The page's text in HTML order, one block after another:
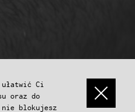
ułatwić Ci
oraz do
blokujesz